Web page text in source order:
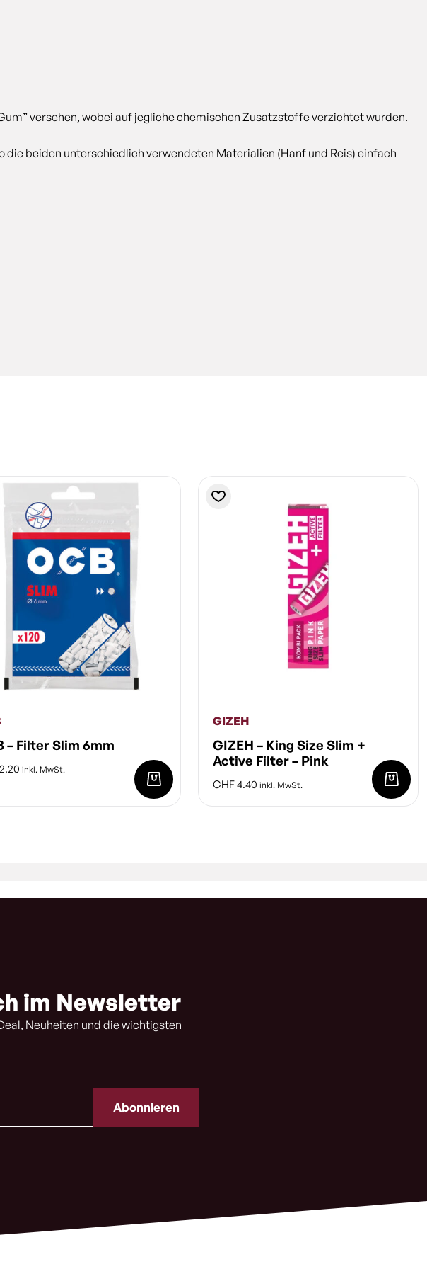
versehen, wobei auf jegliche chemischen Zusatzstoffe verzichtet wurden.
die beiden unterschiedlich verwendeten Materialien (Hanf und Reis) einfach
– Filter Slim 6mm
2.20 inkl. MwSt.
GIZEH
GIZEH – King Size Slim +
Active Filter – Pink
CHF4.40 inkl. MwSt.
im Newsletter
Neuheiten und die wichtigsten